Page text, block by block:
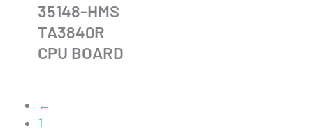
35148-HMS
TA3840R
CPU BOARD
←
1